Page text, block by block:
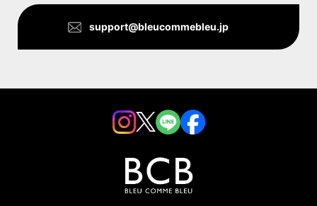
support@bleucommebleu.jp